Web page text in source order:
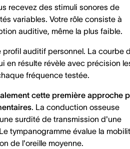
recevez des stimuli sonores de
variables. Votre rôle consiste à
auditive, même la plus faible.
profil auditif personnel. La courbe
en résulte révèle avec précision
fréquence testée.
cette première approche
. La conduction osseuse
surdité de transmission d'une
tympanogramme évalue la
de l'oreille moyenne.